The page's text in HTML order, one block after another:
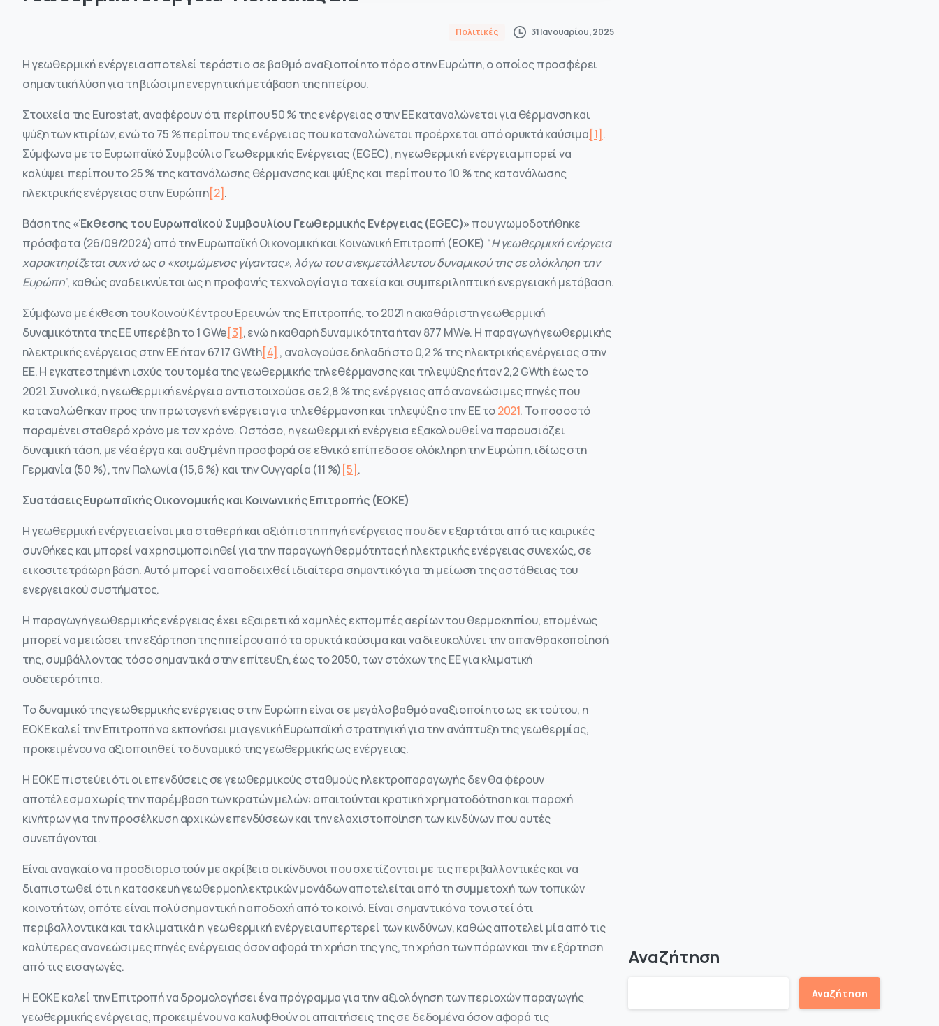
Πολιτικές 31 Ιανουαρίου, 2025
Η γεωθερμική ενέργεια αποτελεί τεράστιο σε βαθμό αναξιοποίητο πόρο στην Ευρώπη, ο οποίος προσφέρει
σημαντική λύση για τη βιώσιμη ενεργητική μετάβαση της ηπείρου.
Στοιχεία της Eurostat, αναφέρουν ότι περίπου 50 % της ενέργειας στην ΕΕ καταναλώνεται για θέρμανση και
ψύξη των κτιρίων, ενώ το 75 % περίπου της ενέργειας που καταναλώνεται προέρχεται από ορυκτά καύσιμα[1] .
Σύμφωνα με το Ευρωπαϊκό Συμβούλιο Γεωθερμικής Ενέργειας (EGEC), η γεωθερμική ενέργεια μπορεί να
καλύψει περίπου το 25 % της κατανάλωσης θέρμανσης και ψύξης και περίπου το 10 % της κατανάλωσης
ηλεκτρικής ενέργειας στην Ευρώπη[2].
Βάση της«Έκθεσης του Ευρωπαϊκού Συμβουλίου Γεωθερμικής Ενέργειας (EGEC)» που γνωμοδοτήθηκε
πρόσφατα (26/09/2024) από την Ευρωπαϊκή Οικονομική και Κοινωνική Επιτροπή (ΕΟΚΕ) “Η γεωθερμική ενέργεια
χαρακτηρίζεται συχνά ως ο «κοιμώμενος γίγαντας», λόγω του ανεκμετάλλευτου δυναμικού της σε ολόκληρη την
Ευρώπη”, καθώς αναδεικνύεται ως η προφανής τεχνολογία για ταχεία και συμπεριληπτική ενεργειακή μετάβαση.
Σύμφωνα με έκθεση του Κοινού Κέντρου Ερευνών της Επιτροπής, το 2021 η ακαθάριστη γεωθερμική
δυναμικότητα της ΕΕ υπερέβη το 1 GWe[3] , ενώ η καθαρή δυναμικότητα ήταν 877 MWe. Η παραγωγή γεωθερμικής
ηλεκτρικής ενέργειας στην ΕΕ ήταν 6717 GWth[4] , αναλογούσε δηλαδή στο 0,2 % της ηλεκτρικής ενέργειας στην
ΕΕ. Η εγκατεστημένη ισχύς του τομέα της γεωθερμικής τηλεθέρμανσης και τηλεψύξης ήταν 2,2 GWth έως το
2021. Συνολικά, η γεωθερμική ενέργεια αντιστοιχούσε σε 2,8 % της ενέργειας από ανανεώσιμες πηγές που
καταναλώθηκαν προς την πρωτογενή ενέργεια για τηλεθέρμανση και τηλεψύξη στην ΕΕ το2021. Το ποσοστό
παραμένει σταθερό χρόνο με τον χρόνο. Ωστόσο, η γεωθερμική ενέργεια εξακολουθεί να παρουσιάζει
δυναμική τάση, με νέα έργα και αυξημένη προσφορά σε εθνικό επίπεδο σε ολόκληρη την Ευρώπη, ιδίως στη
Γερμανία (50 %), την Πολωνία (15,6 %) και την Ουγγαρία (11 %) [5] .
Συστάσεις Ευρωπαϊκής Οικονομικής και Κοινωνικής Επιτροπής (ΕΟΚΕ)
Η γεωθερμική ενέργεια είναι μια σταθερή και αξιόπιστη πηγή ενέργειας που δεν εξαρτάται από τις καιρικές
συνθήκες και μπορεί να χρησιμοποιηθεί για την παραγωγή θερμότητας ή ηλεκτρικής ενέργειας συνεχώς, σε
εικοσιτετράωρη βάση. Αυτό μπορεί να αποδειχθεί ιδιαίτερα σημαντικό για τη μείωση της αστάθειας του
ενεργειακού συστήματος.
Η παραγωγή γεωθερμικής ενέργειας έχει εξαιρετικά χαμηλές εκπομπές αερίων του θερμοκηπίου, επομένως
μπορεί να μειώσει την εξάρτηση της ηπείρου από τα ορυκτά καύσιμα και να διευκολύνει την απανθρακοποίησή
της, συμβάλλοντας τόσο σημαντικά στην επίτευξη, έως το 2050, των στόχων της ΕΕ για κλιματική
ουδετερότητα.
Το δυναμικό της γεωθερμικής ενέργειας στην Ευρώπη είναι σε μεγάλο βαθμό αναξιοποίητο ως εκ τούτου, η
ΕΟΚΕ καλεί την Επιτροπή να εκπονήσει μια γενική Ευρωπαϊκή στρατηγική για την ανάπτυξη της γεωθερμίας,
προκειμένου να αξιοποιηθεί το δυναμικό της γεωθερμικής ως ενέργειας.
Η ΕΟΚΕ πιστεύει ότι οι επενδύσεις σε γεωθερμικούς σταθμούς ηλεκτροπαραγωγής δεν θα φέρουν
αποτέλεσμα χωρίς την παρέμβαση των κρατών μελών: απαιτούνται κρατική χρηματοδότηση και παροχή
κινήτρων για την προσέλκυση αρχικών επενδύσεων και την ελαχιστοποίηση των κινδύνων που αυτές
συνεπάγονται.
Είναι αναγκαίο να προσδιοριστούν με ακρίβεια οι κίνδυνοι που σχετίζονται με τις περιβαλλοντικές και να
διαπιστωθεί ότι η κατασκευή γεωθερμοηλεκτρικών μονάδων αποτελείται από τη συμμετοχή των τοπικών
κοινοτήτων, οπότε είναι πολύ σημαντική η αποδοχή από το κοινό. Είναι σημαντικό να τονιστεί ότι
περιβαλλοντικά και τα κλιματικά η γεωθερμική ενέργεια υπερτερεί των κινδύνων, καθώς αποτελεί μία από τις
καλύτερες ανανεώσιμες πηγές ενέργειας όσον αφορά τη χρήση της γης, τη χρήση των πόρων και την εξάρτηση
από τις εισαγωγές.
Η ΕΟΚΕ καλεί την Επιτροπή να δρομολογήσει ένα πρόγραμμα για την αξιολόγηση των περιοχών παραγωγής
γεωθερμικής ενέργειας, προκειμένου να καλυφθούν οι απαιτήσεις της σε δεδομένα όσον αφορά τις
Αναζήτηση
Αναζήτηση